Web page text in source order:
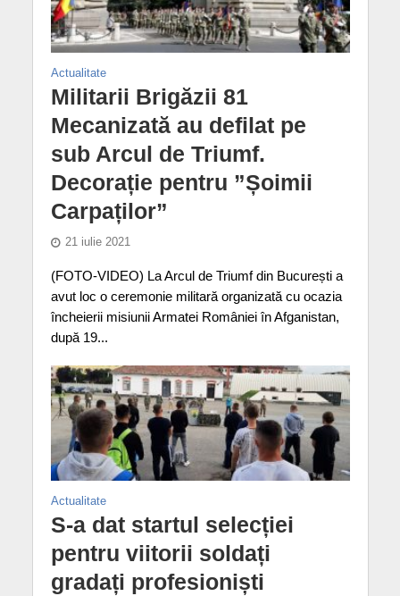
Actualitate
Militarii Brigăzii 81
Mecanizată au defilat pe
sub Arcul de Triumf.
Decorație pentru ”Șoimii
Carpaților”
21 iulie 2021
(FOTO-VIDEO) La Arcul de Triumf din București a
avut loc o ceremonie militară organizată cu ocazia
încheierii misiunii Armatei României în Afganistan,
după 19...
Actualitate
S-a dat startul selecției
pentru viitorii soldați
gradați profesioniști